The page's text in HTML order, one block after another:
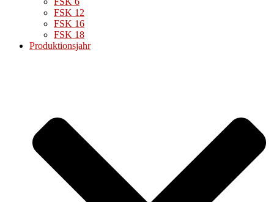
FSK 12
FSK 16
FSK 18
Produktionsjahr